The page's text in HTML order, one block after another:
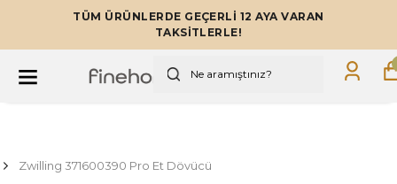
TÜM ÜRÜNLERDE GEÇERLİ 12 AYA VARAN
TAKSİTLERLE!
Zwilling 371600390 Pro Et Dövücü